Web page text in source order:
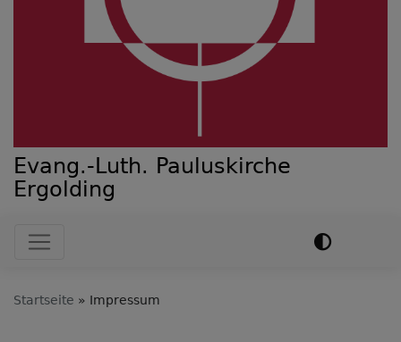
Evang.-Luth. Pauluskirche
Ergolding
Hauptnavigation
Startseite Impressum